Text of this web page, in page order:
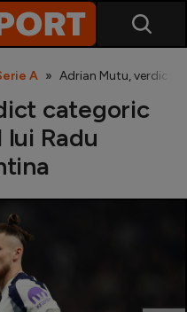
A Adrian Mutu, verdict
categoric
Radu